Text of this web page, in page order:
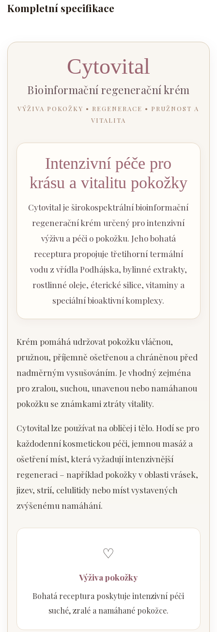
Kompletní specifikace
Cytovital
Bioinformační regenerační krém
VÝŽIVA POKOŽKY • REGENERACE • PRUŽNOST A
VITALITA
Intenzivní péče pro
krásu a vitalitu pokožky
Cytovital je širokospektrální bioinformační
regenerační krém určený pro intenzivní
výživu a péči o pokožku. Jeho bohatá
receptura propojuje třetihorní termální
vodu z vřídla Podhájska, bylinné extrakty,
rostlinné oleje, éterické silice, vitaminy a
speciální bioaktivní komplexy.
Krém pomáhá udržovat pokožku vláčnou,
pružnou, příjemně ošetřenou a chráněnou před
nadměrným vysušováním. Je vhodný zejména
pro zralou, suchou, unavenou nebo namáhanou
pokožku se známkami ztráty vitality.
Cytovital lze používat na obličej i tělo. Hodí se pro
každodenní kosmetickou péči, jemnou masáž a
ošetření míst, která vyžadují intenzivnější
regeneraci – například pokožky v oblasti vrásek,
jizev, strií, celulitidy nebo míst vystavených
zvýšenému namáhání.
♡
Výživa pokožky
Bohatá receptura poskytuje intenzivní péči
suché, zralé a namáhané pokožce.